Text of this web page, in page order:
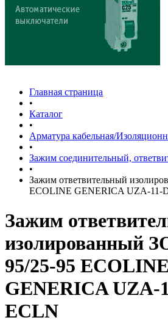
Главная страница
•
Каталог
•
Арматура кабельная/
•
Зажим соединительный,
•
Зажим ответвительный
ECOLINE GENERICA UZA-11-
Зажим
изолированный
95/25-95 ECOLINE
GENERICA UZA-
ECLN